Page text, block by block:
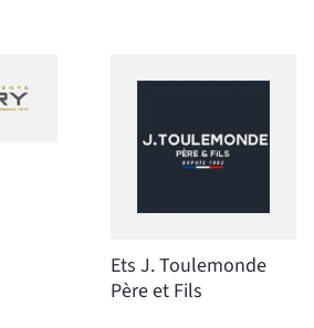
Ets J. Toulemonde
Père et Fils